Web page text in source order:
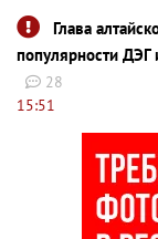
Глава
популярности ДЭГ
28
15:51